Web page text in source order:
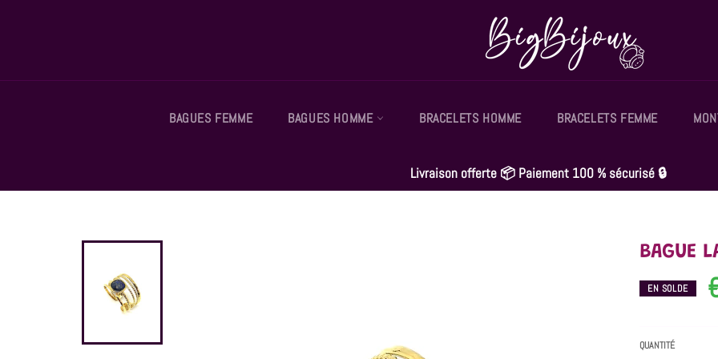
BAGUES FEMME BAGUES HOMME BRACELETS HOMME BRACELETS FEMME
Livraison offerte 📦 Paiement 100 % sécurisé 🔒
BAGUE
EN SOLDE
QUANTITÉ